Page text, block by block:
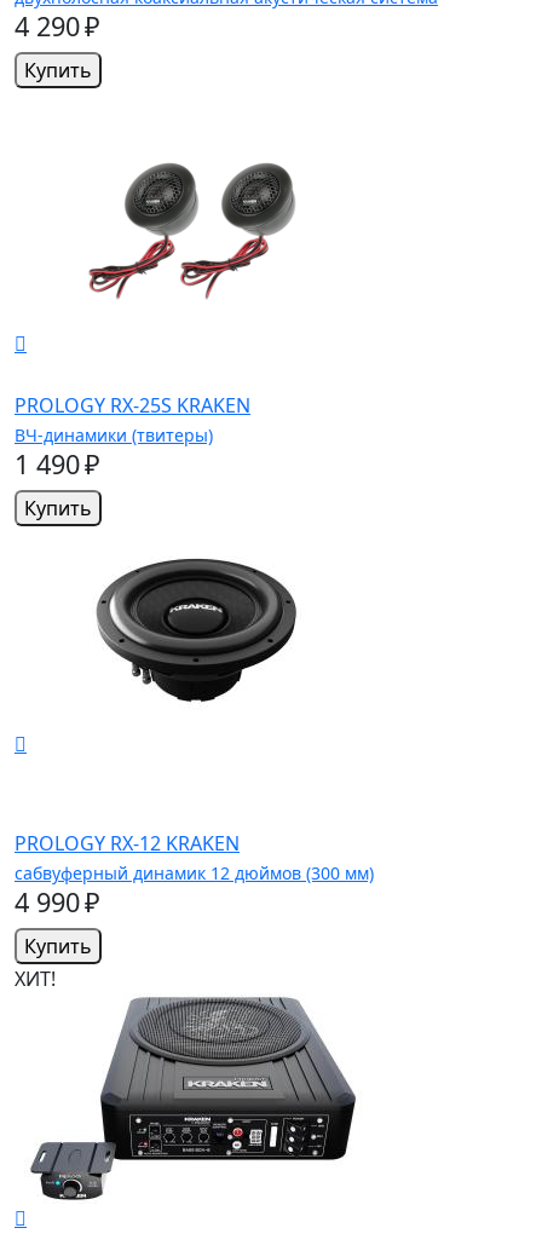
4 290 ₽
Купить
PROLOGY RX-25S KRAKEN
ВЧ-динамики (твитеры)
1 490 ₽
Купить
PROLOGY RX-12 KRAKEN
сабвуферный динамик 12 дюймов (300 мм)
4 990 ₽
Купить
ХИТ!